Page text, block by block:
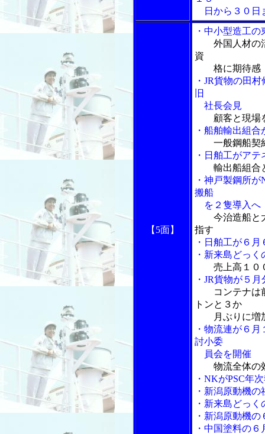
日から３０日
【5面】
・中小型造工
外国人材の
資
格に期待感
・JR貨物の田
旧
社長会見
顧客と現場
・船舶輸出組
一般鋼船契
・日舶工がア
輸出船組合
・神戸製鋼所
搬船
を２隻導入へ
今治造船と
指す
・日舶工が６
・新来島どっ
売上高１０
・JR貨物が５
コンテナは
トンと３か
月ぶりに増
・物流連が６
討小委
員会を開催
物流全体の
・NKがPSC年
・新潟原動機
・新来島どっ
・新潟原動機
・中国塗料の